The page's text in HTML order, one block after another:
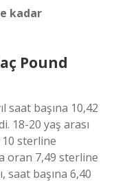
kadar
Pound
saat başına 10,42
18-20 yaş arası
sterline
oran 7,49 sterline
saat başına 6,40